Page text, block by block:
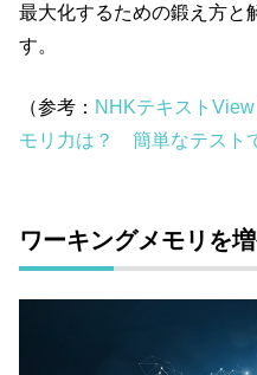
最大化するための鍛え方と
す。
（参考： NHKテキスト
モリ力は？ 簡単なテスト
ワーキングメモリを